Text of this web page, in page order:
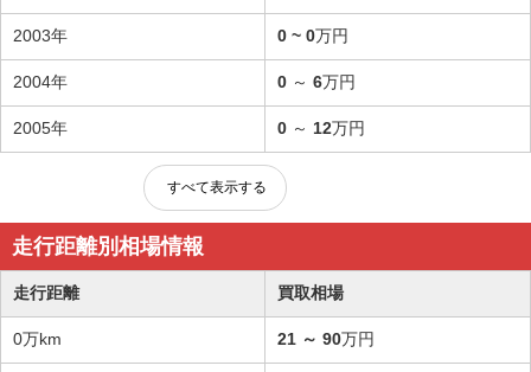
2003年 0 ~ 0万円
2004年 0 ～ 6万円
2005年 0 ～ 12万円
すべて表示する
走行距離別相場情報
走行距離 買取相場
0万km 21 ～ 90万円